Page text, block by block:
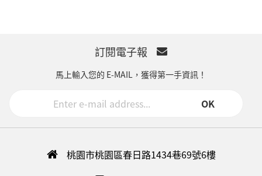
訂閱電子報
馬上輸入您的 E-MAIL，獲得第一手資訊！
OK
桃園市桃園區春日路1434巷69號6樓